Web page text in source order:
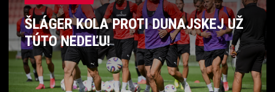
ŠLÁGER KOLA PROTI DUNAJSKEJ UŽ
TÚTO NEDEĽU!